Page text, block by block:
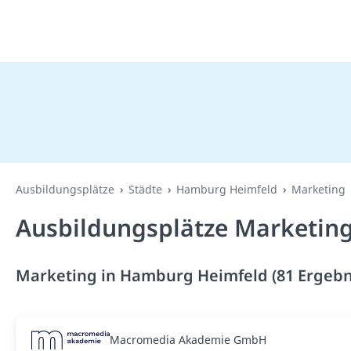
Ausbildungsplätze Städte Hamburg Heimfeld Marketing
Ausbildungsplätze
Marketing in Hamburg Heimfeld (81
Macromedia Akademie GmbH